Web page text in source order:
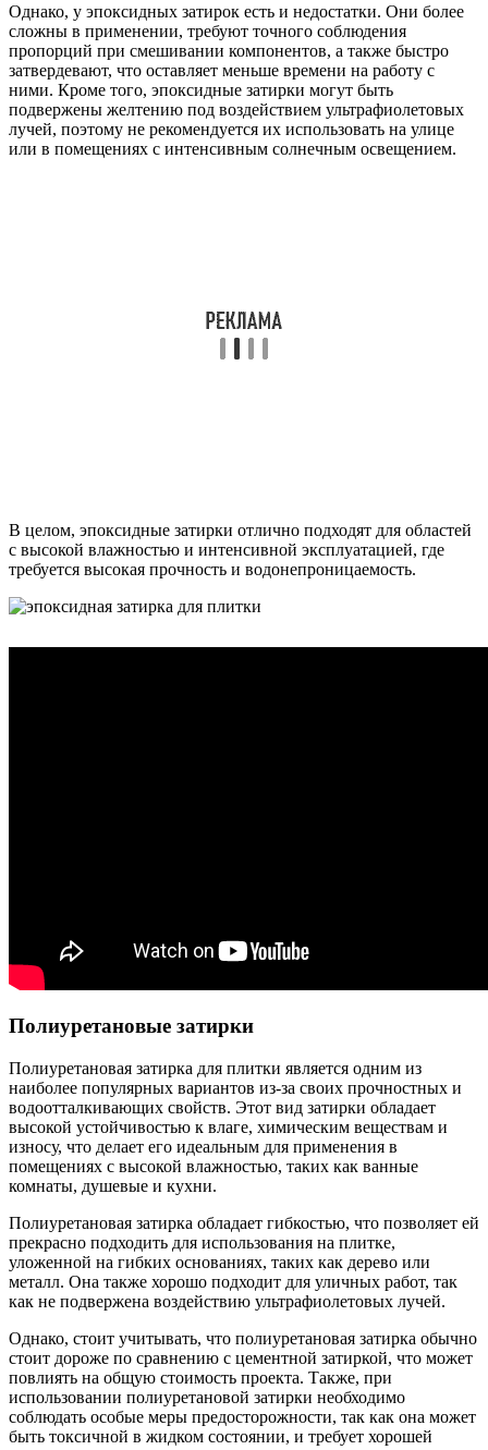
Однако, у эпоксидных затирок есть и недостатки. Они более
сложны в применении, требуют точного соблюдения
пропорций при смешивании компонентов, а также быстро
затвердевают, что оставляет меньше времени на работу с
ними. Кроме того, эпоксидные затирки могут быть
подвержены желтению под воздействием ультрафиолетовых
лучей, поэтому не рекомендуется их использовать на улице
или в помещениях с интенсивным солнечным освещением.
В целом, эпоксидные затирки отлично подходят для областей
с высокой влажностью и интенсивной эксплуатацией, где
требуется высокая прочность и водонепроницаемость.
Полиуретановые затирки
Полиуретановая затирка для плитки является одним из
наиболее популярных вариантов из-за своих прочностных и
водоотталкивающих свойств. Этот вид затирки обладает
высокой устойчивостью к влаге, химическим веществам и
износу, что делает его идеальным для применения в
помещениях с высокой влажностью, таких как ванные
комнаты, душевые и кухни.
Полиуретановая затирка обладает гибкостью, что позволяет ей
прекрасно подходить для использования на плитке,
уложенной на гибких основаниях, таких как дерево или
металл. Она также хорошо подходит для уличных работ, так
как не подвержена воздействию ультрафиолетовых лучей.
Однако, стоит учитывать, что полиуретановая затирка обычно
стоит дороже по сравнению с цементной затиркой, что может
повлиять на общую стоимость проекта. Также, при
использовании полиуретановой затирки необходимо
соблюдать особые меры предосторожности, так как она может
быть токсичной в жидком состоянии, и требует хорошей